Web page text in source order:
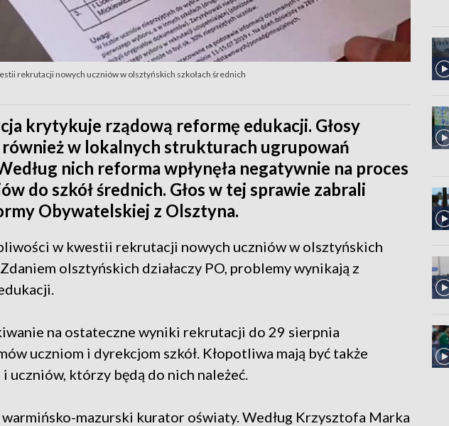
rekrutacji nowych uczniów w olsztyńskich szkołach średnich
krytykuje rządową reformę edukacji. Głosy
również w lokalnych strukturach ugrupowań
nich reforma wpłynęła negatywnie na proces
do szkół średnich. Głos w tej sprawie zabrali
Obywatelskiej z Olsztyna.
w kwestii rekrutacji nowych uczniów w olsztyńskich
olsztyńskich działaczy PO, problemy wynikają z
na ostateczne wyniki rekrutacji do 29 sierpnia
uczniom i dyrekcjom szkół. Kłopotliwa mają być także
uczniów, którzy będą do nich należeć.
mazurski kurator oświaty. Według Krzysztofa Marka